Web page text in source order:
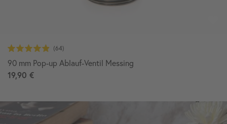
90 mm Pop-up Ablauf-Ventil Messing
19,90 €